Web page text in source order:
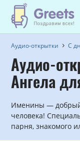
Аудио-открытки С
Аудио-
Ангела
Именины — добрый
человека!
парня, знакомого